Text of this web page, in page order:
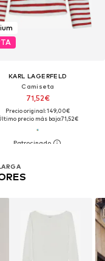
KARL LAGERFELD
Camiseta
71,52€
Precio original: 149,00€
precio más bajo:71,52€